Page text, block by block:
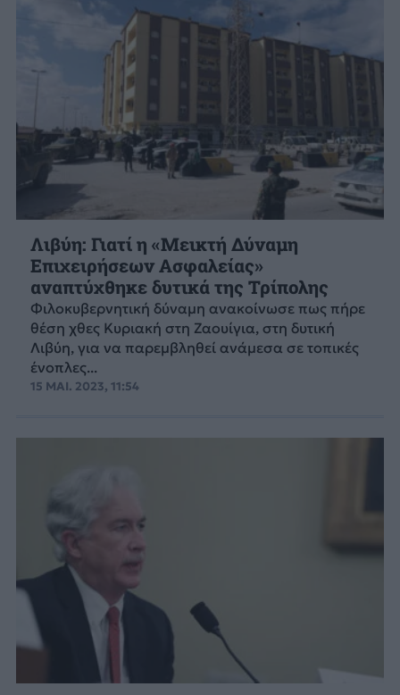
Λιβύη: Γιατί η «Μεικτή Δύναμη
Επιχειρήσεων Ασφαλείας»
αναπτύχθηκε δυτικά της Τρίπολης
Φιλοκυβερνητική δύναμη ανακοίνωσε πως πήρε
θέση χθες Κυριακή στη Ζαουίγια, στη δυτική
Λιβύη, για να παρεμβληθεί ανάμεσα σε τοπικές
ένοπλες...
15 ΜΑΙ. 2023, 11:54